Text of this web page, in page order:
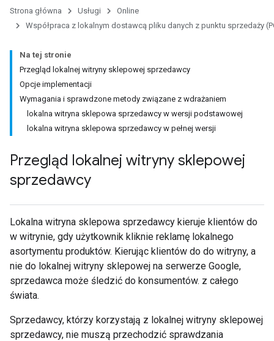
Strona główna Usługi
Online
Współpraca z lokalnym dostawcą pliku danych z punktu sprzedaży
Na tej stronie
Przegląd lokalnej witryny sklepowej sprzedawcy
Opcje implementacji
Wymagania i sprawdzone metody związane z wdrażaniem
lokalna witryna sklepowa sprzedawcy w wersji podstawowej
lokalna witryna sklepowa sprzedawcy w pełnej wersji
Przegląd lokalnej witryny sklepowej
sprzedawcy
Lokalna witryna sklepowa sprzedawcy kieruje klientów do
w witrynie, gdy użytkownik kliknie reklamę lokalnego
asortymentu produktów. Kierując klientów do do witryny, a
nie do lokalnej witryny sklepowej na serwerze Google,
sprzedawca może śledzić do konsumentów. z całego
świata.
Sprzedawcy, którzy korzystają z lokalnej witryny sklepowej
sprzedawcy, nie muszą przechodzić sprawdzania